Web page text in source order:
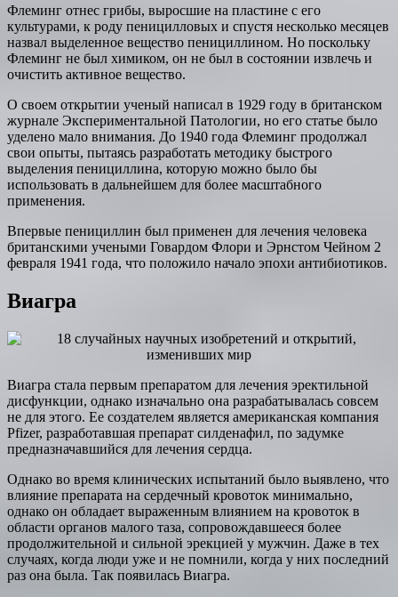
Флеминг отнес грибы, выросшие на пластине с его
культурами, к роду пеницилловых и спустя несколько месяцев
назвал выделенное вещество пенициллином. Но поскольку
Флеминг не был химиком, он не был в состоянии извлечь и
очистить активное вещество.
О своем открытии ученый написал в 1929 году в британском
журнале Экспериментальной Патологии, но его статье было
уделено мало внимания. До 1940 года Флеминг продолжал
свои опыты, пытаясь разработать методику быстрого
выделения пенициллина, которую можно было бы
использовать в дальнейшем для более масштабного
применения.
Впервые пенициллин был применен для лечения человека
британскими учеными Говардом Флори и Эрнстом Чейном 2
февраля 1941 года, что положило начало эпохи антибиотиков.
Виагра
Виагра стала первым препаратом для лечения эректильной
дисфункции, однако изначально она разрабатывалась совсем
не для этого. Ее создателем является американская компания
Pfizer, разработавшая препарат силденафил, по задумке
предназначавшийся для лечения сердца.
Однако во время клинических испытаний было выявлено, что
влияние препарата на сердечный кровоток минимально,
однако он обладает выраженным влиянием на кровоток в
области органов малого таза, сопровождавшееся более
продолжительной и сильной эрекцией у мужчин. Даже в тех
случаях, когда люди уже и не помнили, когда у них последний
раз она была. Так появилась Виагра.